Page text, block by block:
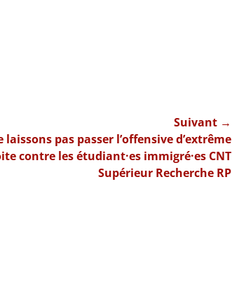
Suivant →
:
laissons pas passer l’offensive d’extrême
contre les étudiant·es immigré·es CNT
Supérieur Recherche RP